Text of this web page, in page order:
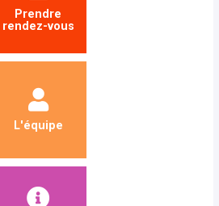
Prendre
rendez-vous
L'équipe